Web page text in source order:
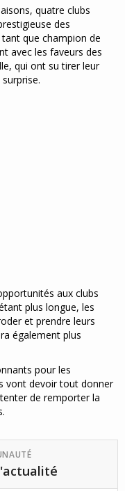
quatre clubs
des
que champion de
avec les faveurs des
qui ont su tirer leur
aux clubs
plus longue, les
et prendre leurs
également plus
pour les
vont devoir tout donner
de remporter la